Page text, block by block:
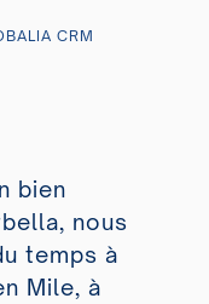
CRM
bien
nous
temps à
Mile, à